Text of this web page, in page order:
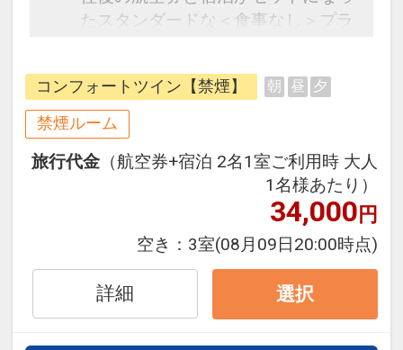
たスタンダードな＜食事なし＞プラ
み合わせできるダイナミックパッケ
ージだから、一都市滞在はもちろん
周遊旅行にも最適！
旅行期間中の1泊だけの宿泊や延
泊・飛び泊なども自由自在です。
フライトは、安心のJAL（または
JALグループ）確約！フライトマイ
ル50%貯まります。
通・体験プランなどの追加（同時予
約）が可能なプランもございます。
コンフォートツイン【禁煙】 朝 昼 夕
禁煙ルーム
旅行代金 （航空券+宿泊 2名1室ご利用時 大人
1名様あたり）
34,000円
空き： 3室(08月09日20:00時点)
詳細 選択